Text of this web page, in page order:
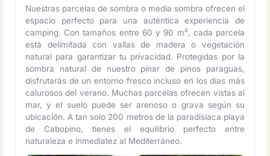
Nuestras parcelas de sombra o media sombra ofrecen el
espacio perfecto para una auténtica experiencia de
camping. Con tamaños entre 60 y 90 m², cada parcela
está delimitada con vallas de madera o vegetación
natural para garantizar tu privacidad. Protegidas por la
sombra natural de nuestro pinar de pinos paraguas,
disfrutarás de un entorno fresco incluso en los días más
calurosos del verano. Muchas parcelas ofrecen vistas al
mar, y el suelo puede ser arenoso o grava según su
ubicación. A tan solo 200 metros de la paradisíaca playa
de Cabopino, tienes el equilibrio perfecto entre
naturaleza e inmediatez al Mediterráneo.